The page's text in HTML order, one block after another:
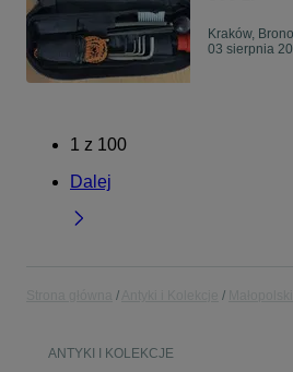
Kraków,
03 sierpnia
1 z 100
Dalej
ANTYKI I KOLEKCJE